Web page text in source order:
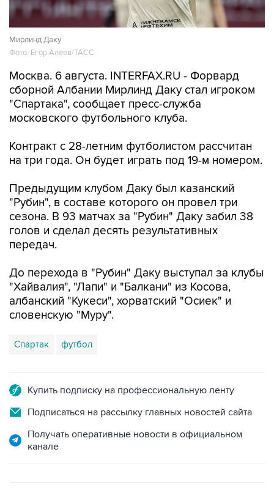
Мирлинд Даку
Фото: Егор Алеев/ТАСС
Москва. 6 августа. INTERFAX.RU - Форвард
сборной Албании Мирлинд Даку стал игроком
"Спартака", сообщает пресс-служба
московского футбольного клуба.
Контракт с 28-летним футболистом рассчитан
на три года. Он будет играть под 19-м номером.
Предыдущим клубом Даку был казанский
"Рубин", в составе которого он провел три
сезона. В 93 матчах за "Рубин" Даку забил 38
голов и сделал десять результативных
передач.
До перехода в "Рубин" Даку выступал за клубы
"Хайвалия", "Лапи" и "Балкани" из Косова,
албанский "Кукеси", хорватский "Осиек" и
словенскую "Муру".
Спартак футбол
Купить подписку на профессиональную ленту
Подписаться на рассылку главных новостей сайта
Получать оперативные новости в официальном
канале